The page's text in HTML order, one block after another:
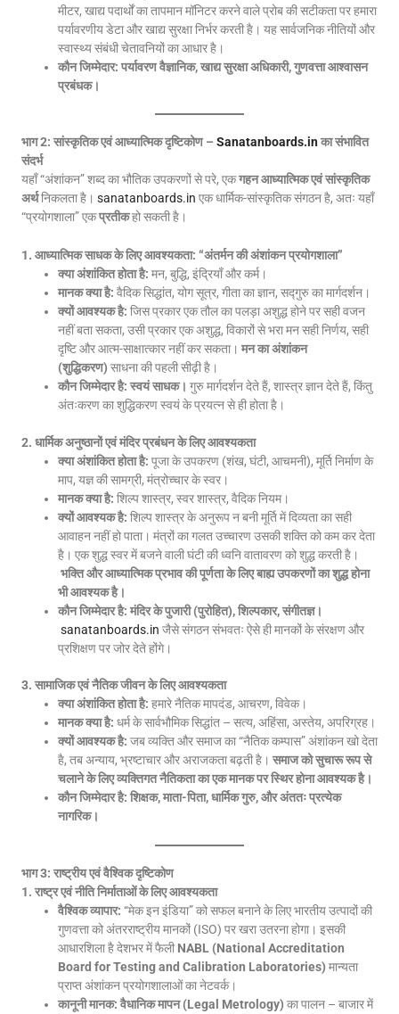
मीटर, खाद्य पदार्थों का तापमान मॉनिटर करने वाले प्रोब की सटीकता पर हमारा
पर्यावरणीय डेटा और खाद्य सुरक्षा निर्भर करती है। यह सार्वजनिक नीतियों और
स्वास्थ्य संबंधी चेतावनियों का आधार है।
कौन जिम्मेदार: पर्यावरण वैज्ञानिक, खाद्य सुरक्षा अधिकारी, गुणवत्ता आश्वासन
प्रबंधक।
भाग 2: सांस्कृतिक एवं आध्यात्मिक दृष्टिकोण – Sanatanboards.inका संभावित
संदर्भ
यहाँ “अंशांकन” शब्द का भौतिक उपकरणों से परे, एकगहन आध्यात्मिक एवं सांस्कृतिक
अर्थनिकलता है। sanatanboards.in एक धार्मिक-सांस्कृतिक संगठन है, अतः यहाँ
“प्रयोगशाला” एकप्रतीकहो सकती है।
1. आध्यात्मिक साधक के लिए आवश्यकता: “अंतर्मन की अंशांकन प्रयोगशाला”
क्या अंशांकित होता है: मन, बुद्धि, इंद्रियाँ और कर्म।
मानक क्या है: वैदिक सिद्धांत, योग सूत्र, गीता का ज्ञान, सद्गुरु का मार्गदर्शन।
क्यों आवश्यक है: जिस प्रकार एक तौल का पलड़ा अशुद्ध होने पर सही वजन
नहीं बता सकता, उसी प्रकार एक अशुद्ध, विकारों से भरा मन सही निर्णय, सही
दृष्टि और आत्म-साक्षात्कार नहीं कर सकता। मन का अंशांकन
(शुद्धिकरण) साधना की पहली सीढ़ी है।
कौन जिम्मेदार है: स्वयं साधक। गुरु मार्गदर्शन देते हैं, शास्त्र ज्ञान देते हैं, किंतु
अंतःकरण का शुद्धिकरण स्वयं के प्रयत्न से ही होता है।
2. धार्मिक अनुष्ठानों एवं मंदिर प्रबंधन के लिए आवश्यकता
क्या अंशांकित होता है: पूजा के उपकरण (शंख, घंटी, आचमनी), मूर्ति निर्माण के
माप, यज्ञ की सामग्री, मंत्रोच्चार के स्वर।
मानक क्या है: शिल्प शास्त्र, स्वर शास्त्र, वैदिक नियम।
क्यों आवश्यक है: शिल्प शास्त्र के अनुरूप न बनी मूर्ति में दिव्यता का सही
आवाहन नहीं हो पाता। मंत्रों का गलत उच्चारण उसकी शक्ति को कम कर देता
है। एक शुद्ध स्वर में बजने वाली घंटी की ध्वनि वातावरण को शुद्ध करती है।
भक्ति और आध्यात्मिक प्रभाव की पूर्णता के लिए बाह्य उपकरणों का शुद्ध होना
भी आवश्यक है।
कौन जिम्मेदार है: मंदिर के पुजारी (पुरोहित), शिल्पकार, संगीतज्ञ।
sanatanboards.in जैसे संगठन संभवतः ऐसे ही मानकों के संरक्षण और
प्रशिक्षण पर जोर देते होंगे।
3. सामाजिक एवं नैतिक जीवन के लिए आवश्यकता
क्या अंशांकित होता है: हमारे नैतिक मापदंड, आचरण, विवेक।
मानक क्या है: धर्म के सार्वभौमिक सिद्धांत – सत्य, अहिंसा, अस्तेय, अपरिग्रह।
क्यों आवश्यक है: जब व्यक्ति और समाज का “नैतिक कम्पास” अंशांकन खो देता
है, तब अन्याय, भ्रष्टाचार और अराजकता बढ़ती है। समाज को सुचारू रूप से
चलाने के लिए व्यक्तिगत नैतिकता का एक मानक पर स्थिर होना आवश्यक है।
कौन जिम्मेदार है: शिक्षक, माता-पिता, धार्मिक गुरु, और अंततः प्रत्येक
नागरिक।
भाग 3: राष्ट्रीय एवं वैश्विक दृष्टिकोण
1. राष्ट्र एवं नीति निर्माताओं के लिए आवश्यकता
वैश्विक व्यापार: “मेक इन इंडिया” को सफल बनाने के लिए भारतीय उत्पादों की
गुणवत्ता को अंतरराष्ट्रीय मानकों (ISO) पर खरा उतरना होगा। इसकी
आधारशिला है देशभर में फैली NABL (National Accreditation
Board for Testing and Calibration Laboratories) मान्यता
प्राप्त अंशांकन प्रयोगशालाओं का नेटवर्क।
कानूनी मानक: वैधानिक मापन (Legal Metrology) का पालन – बाजार में